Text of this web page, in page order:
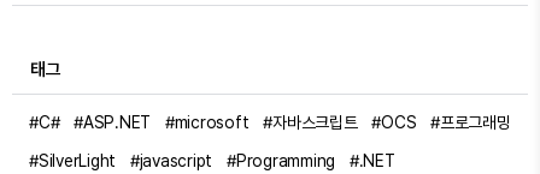
태그
#C# #ASP.NET #microsoft #자바스크립트 #OCS
#프로그래밍
#SilverLight
#javascript #Programming #.NET